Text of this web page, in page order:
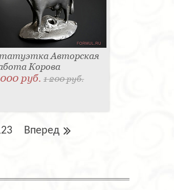
Авторская
Корова
руб.1 200 руб.
Вперед